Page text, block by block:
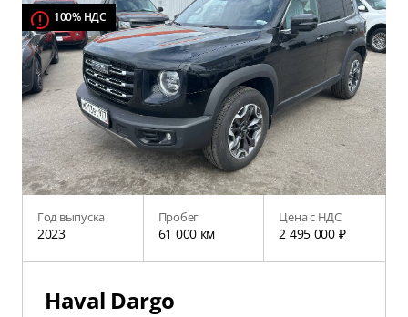
100% НДС
Год выпуска
2023
Пробег
61 000 км
Цена с НДС
2 495 000 ₽
Haval Dargo